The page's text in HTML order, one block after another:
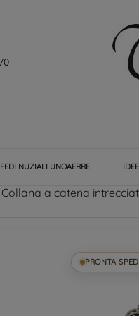
FEDI NUZIALI UNOAERRE
Collana a catena
PRONTA